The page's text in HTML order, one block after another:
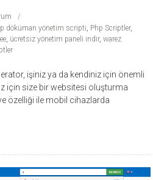
döküman yönetim scripti, Php Scriptler,
, ücretsiz yönetim paneli indir,warez
işiniz ya da kendiniz için önemli
için size bir websitesi oluşturma
özelliği ile mobil cihazlarda